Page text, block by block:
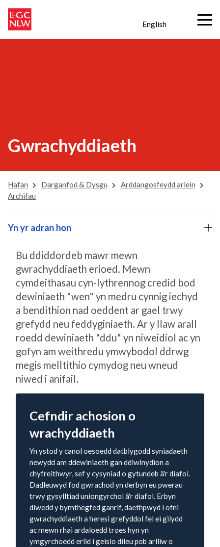
English
Gwrachyddiaeth
Hafan Darganfod & Dysgu
Arddangosfeydd arlein
Archifau
Bu ddiddordeb mawr mewn
gwrachyddiaeth erioed. Mewn
cymdeithasau cyn-lythrennog credid bod
dewiniaeth "wen" yn medru cynnig iechyd
a bendithion nad oeddent ar gael trwy
grefydd neu feddyginiaeth. Ar y llaw arall
roedd dewiniaeth "ddu" yn niweidiol ac yn
gofyn am weithredu ymwybodol ddrwg
megis melltithio cymydog neu wneud
niwed i anifail.
Cefndir achosion o
wrachyddiaeth
Yn ystod y canol oesoedd datblygodd syniadaeth
newydd am ddewiniaeth gan ddiwinydion a
chyfreithwyr, sef y cysyniad o gytundeb â'r diafol.
Dadleuwyd fod gwrachod yn derbyn eu pwerau
trwy gysylltiad uniongyrchol â'r diafol. Erbyn
diwedd y bymthegfed ganrif, daethpwyd i ofni
gwrachyddiaeth a heresi grefyddol fel ei gilydd
ac mewn rhai ardaloedd troes hyn yn
ymgyrchoedd erlid i geisio dileu pob arlliw o
Yn yr adran hon